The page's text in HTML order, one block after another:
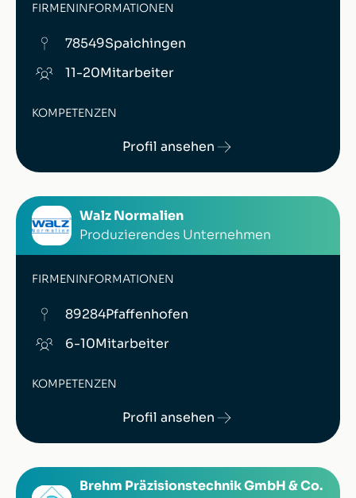
FIRMENINFORMATIONEN
78549Spaichingen
11-20Mitarbeiter
KOMPETENZEN
Profil ansehen
Walz Normalien
Produzierendes Unternehmen
FIRMENINFORMATIONEN
89284Pfaffenhofen
6-10Mitarbeiter
KOMPETENZEN
Profil ansehen
Brehm Präzisionstechnik GmbH & Co.